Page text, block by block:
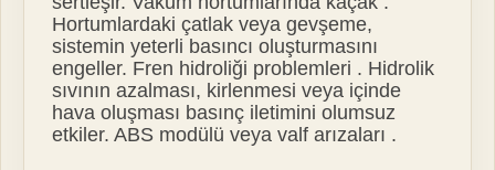
Hortumlardaki çatlak veya gevşeme,
sistemin yeterli basıncı oluşturmasını
engeller. Fren hidroliği problemleri . Hidrolik
sıvının azalması, kirlenmesi veya içinde
hava oluşması basınç iletimini olumsuz
etkiler. ABS modülü veya valf arızaları .